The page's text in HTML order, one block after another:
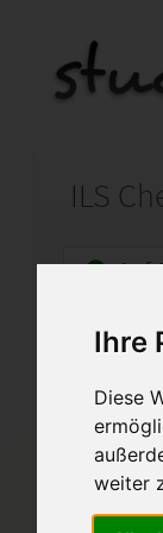
Ihre
Diese
weiter
ILS
Auf
Startseite